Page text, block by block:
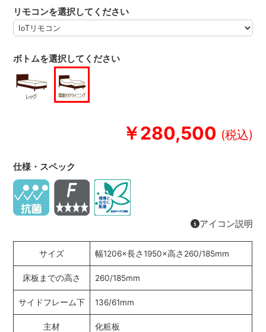
￥280,500
リモコンを選択してください
ボトムを選択してください
仕様・スペック
アイコン説明
サイズ 幅1206×長さ1950×高さ260/185mm
床板までの高さ 260/185mm
サイドフレーム下 136/61mm
主材 化粧板